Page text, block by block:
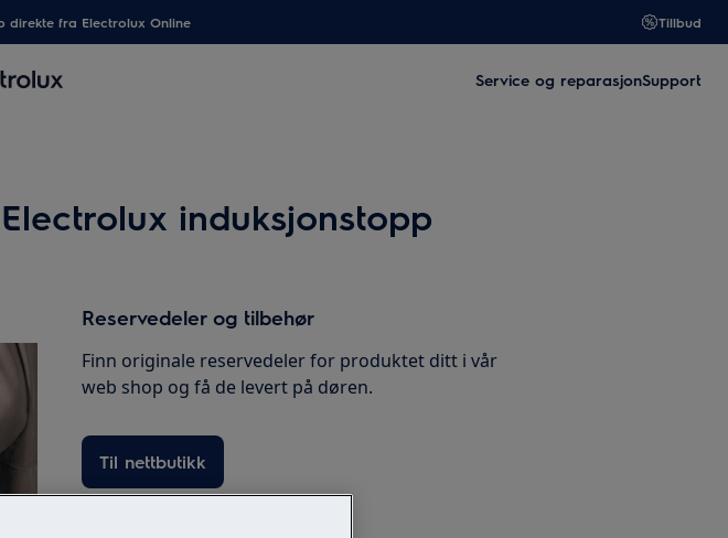
direkte fra Electrolux Online Tillbud
Service og reparasjonSupport
induksjonstopp
Reservedeler og tilbehør
Finn originale reservedeler for produktet ditt i vår
web shop og få de levert på døren.
Til nettbutikk